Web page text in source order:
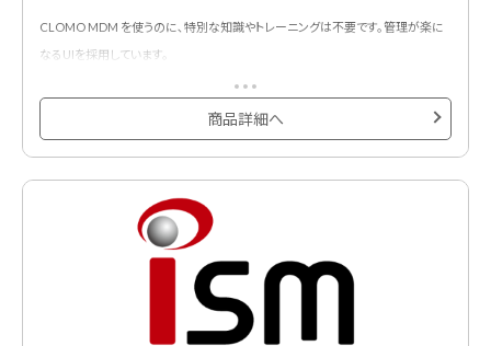
CLOMO MDM を使うのに､特別な知識やトレーニングは不要です。管理が楽に
なるUIを採用しています。
また、デバイスを盗難されても紛失しても､デバイスのデータを強固に守るセキュ
※新規お申し込み時には初期費用が必須です。
商品詳細へ